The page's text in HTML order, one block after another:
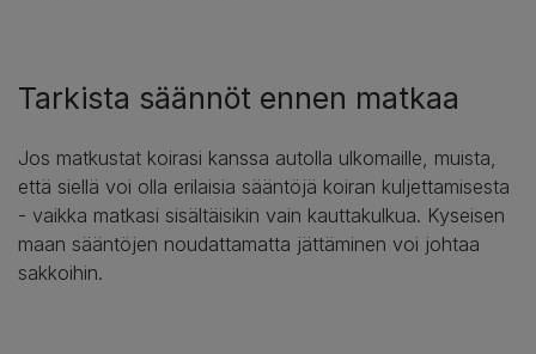
Tarkista säännöt ennen matkaa
Jos matkustat koirasi kanssa autolla ulkomaille, muista,
että siellä voi olla erilaisia sääntöjä koiran kuljettamisesta
- vaikka matkasi sisältäisikin vain kauttakulkua. Kyseisen
maan sääntöjen noudattamatta jättäminen voi johtaa
sakkoihin.